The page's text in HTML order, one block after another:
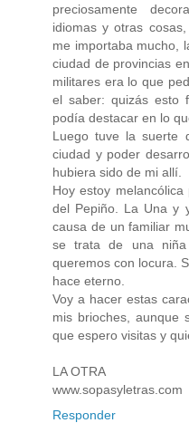
preciosamente
idiomas y otras
me importaba mucho,
ciudad de provincias
militares era lo que
el saber: quizás esto
podía destacar en lo
Luego tuve la suerte
ciudad y poder
hubiera sido de mi allí.
Hoy estoy
del Pepiño. La Una y
causa de un familiar
se trata de una
queremos con locura.
hace eterno.
Voy a hacer estas
mis brioches, aunque
que espero visitas y
LA OTRA
www.sopasyletras.com
Responder